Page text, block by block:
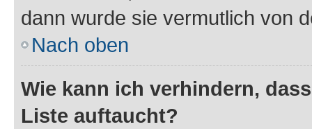
dann wurde sie vermutlich von
Nach oben
Wie kann ich verhindern,
Liste auftaucht?